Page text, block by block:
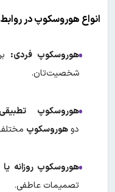
انواع هوروسکوپ در روابط
هوروسکوپ فردی:
شخصیت‌تان.
هوروسکوپ تطبیقی
دو هوروسکوپ
هوروسکوپ روزانه یا
تصمیمات عاطفی.